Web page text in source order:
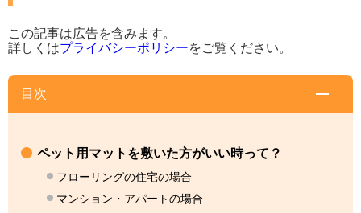
この記事は広告を含みます。
詳しくはプライバシーポリシーをご覧ください。
目次
ペット用マットを敷いた方がいい時って？
フローリングの住宅の場合
マンション・アパートの場合